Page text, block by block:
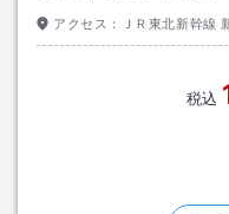
アクセス： ＪＲ東北新幹線
税込